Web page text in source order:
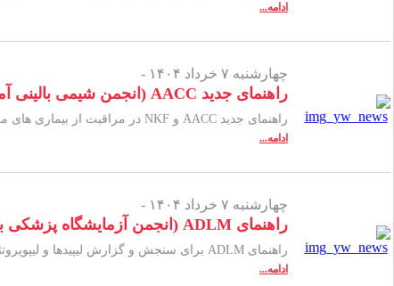
ادامه...
چهارشنبه ۷ خرداد ۱۴۰۴ -
راهنمای جدید AACC (انجمن شیمی بالینی آمریکا) و NKF (بنیاد ملی کلیه) در مراقبت از بیماری های مزمن کلیه
راهنمای جدید AACC و NKF در مراقبت از بیماری های مزمن کلیه، از طریق لینک زیر قابل دانلود است.لینک دانلود
ادامه...
چهارشنبه ۷ خرداد ۱۴۰۴ -
راهنمای ADLM (انجمن آزمایشگاه پزشکی بالینی)برای سنجش و گزارش لیپیدها و لیپوپروتئین‌ها
راهنمای ADLM برای سنجش و گزارش لیپیدها و لیپوپروتئین‌ها از طریق لینک زیر قابل دانلود است.لینک دانلود
ادامه...